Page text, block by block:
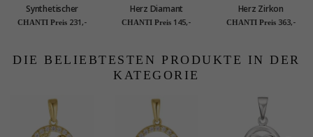
Synthetischer
Smaragd Halskette
Anhänger aus 14
Karat Gold - Gold
CHANTI Preis 231,-
Herz Diamant
Halskette aus
Medaillon aus
vergoldetem
Sterlingsilber
CHANTI Preis 145,-
Herz Zirkon
Halskette aus
Anhänger aus 14
Karat Gold - Gold
CHANTI Preis 363,-
DIE BELIEBTESTEN PRODUKTE IN DER
KATEGORIE